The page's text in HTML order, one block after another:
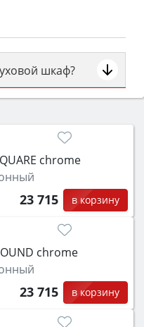
шкаф?
(газовый или
л для семьи,
самоочистка,
chrome
23 715 в корзину
chrome
23 715 в корзину